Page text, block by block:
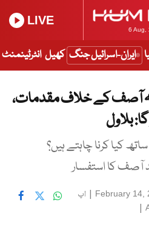
6 Aug,
LIVE
ایران-اسرائیل جنگ کھیل انٹرٹینمنٹ
آصف کے خلاف مقدمات،
بلاول
کیا کرنا چاہتے ہیں؟
آصف کا استفسار
February 14,
| اپ
|